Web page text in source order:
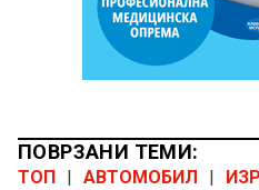
ПОВРЗАНИ ТЕМИ:
ТОП АВТОМОБИЛ